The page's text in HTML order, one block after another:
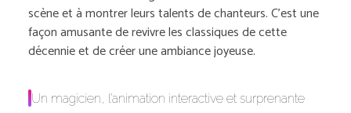
scène et à montrer leurs talents de chanteurs. C’est une
façon amusante de revivre les classiques de cette
décennie et de créer une ambiance joyeuse.
Un magicien, l’animation interactive et surprenante